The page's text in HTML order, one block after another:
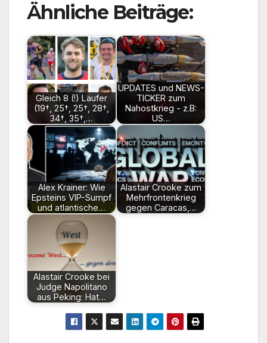
Ähnliche Beiträge:
Gleich 8 (!) Läufer
(19†, 25†, 25†, 28†,
34†, 35†,…
UPDATES und NEWS-
TICKER zum
Nahostkrieg - z.B:
US…
Alex Krainer: Wie
Epsteins VIP-Sumpf
und atlantische…
Alastair Crooke zum
Mehrfrontenkrieg
gegen Caracas,…
Alastair Crooke bei
Judge Napolitano
aus Peking: Hat…